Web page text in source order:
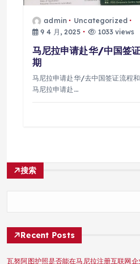
admin
Uncategorized
9 4 月, 2025
1033 views
马尼拉申请赴华/中国签
期
马尼拉申请赴华/去中国签证流程
马尼拉申请赴…
搜索
Recent Posts
瓦努阿图护照是否能在马尼拉注册互联网企